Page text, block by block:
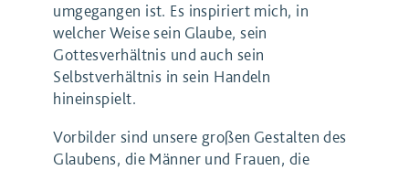
umgegangen ist. Es inspiriert mich, in
welcher Weise sein Glaube, sein
Gottesverhältnis und auch sein
Selbstverhältnis in sein Handeln
hineinspielt.
Vorbilder sind unsere großen Gestalten des
Glaubens, die Männer und Frauen, die